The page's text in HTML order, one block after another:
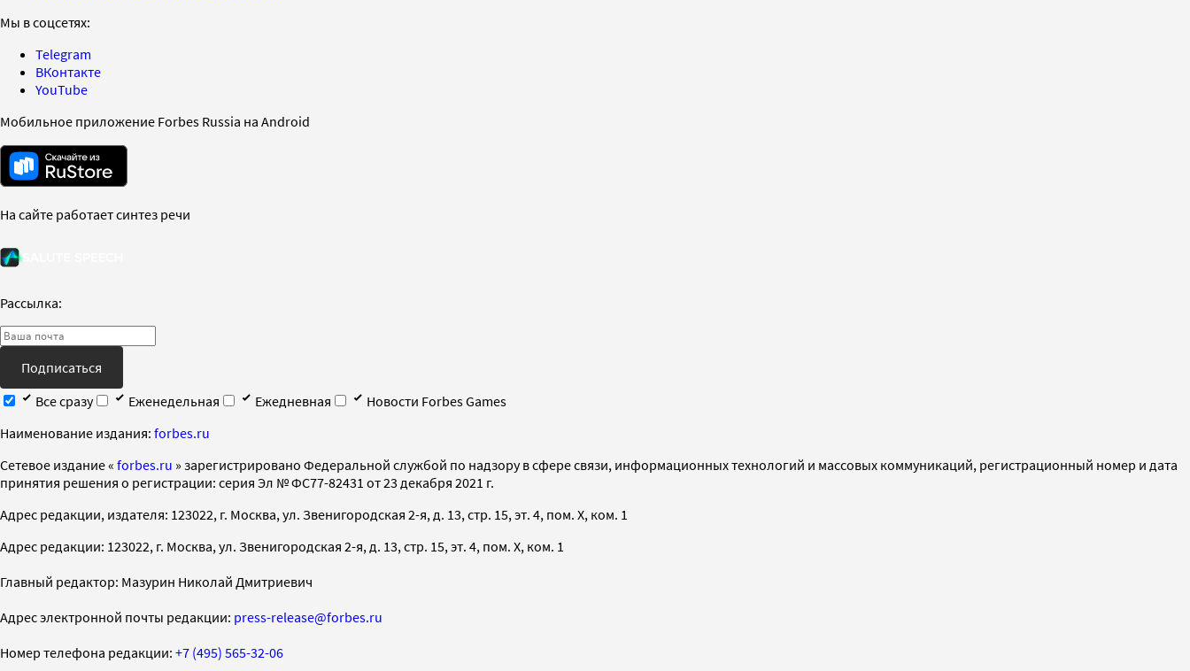
Мы в соцсетях:
Telegram
ВКонтакте
YouTube
Мобильное приложение Forbes Russia на Android
На сайте работает синтез речи
Рассылка:
Подписаться
Все сразу
Еженедельная Ежедневная
Новости Forbes Games
Наименование издания: forbes.ru
Cетевое издание « forbes.ru » зарегистрировано Федеральной службой по надзору в сфере связи, информационных технологий и массовых коммуникаций, регистрационный номер и дата
принятия решения о регистрации: серия Эл № ФС77-82431 от 23 декабря 2021 г.
Адрес редакции, издателя: 123022, г. Москва, ул. Звенигородская 2-я, д. 13, стр. 15, эт. 4, пом. X, ком. 1
Адрес редакции: 123022, г. Москва, ул. Звенигородская 2-я, д. 13, стр. 15, эт. 4, пом. X, ком. 1
Главный редактор: Мазурин Николай Дмитриевич
Адрес электронной почты редакции: press-release@forbes.ru
Номер телефона редакции: +7 (495) 565-32-06